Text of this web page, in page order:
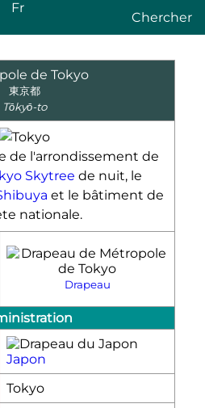
Fr
Chercher
de Tokyo
東京都
Tōkyō-to
de l'arrondissement de
Skytree de nuit, le
et le bâtiment de
nationale.
Drapeau
Japon
Tokyo